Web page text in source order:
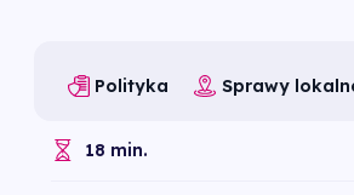
Polityka Sprawy
18 min.